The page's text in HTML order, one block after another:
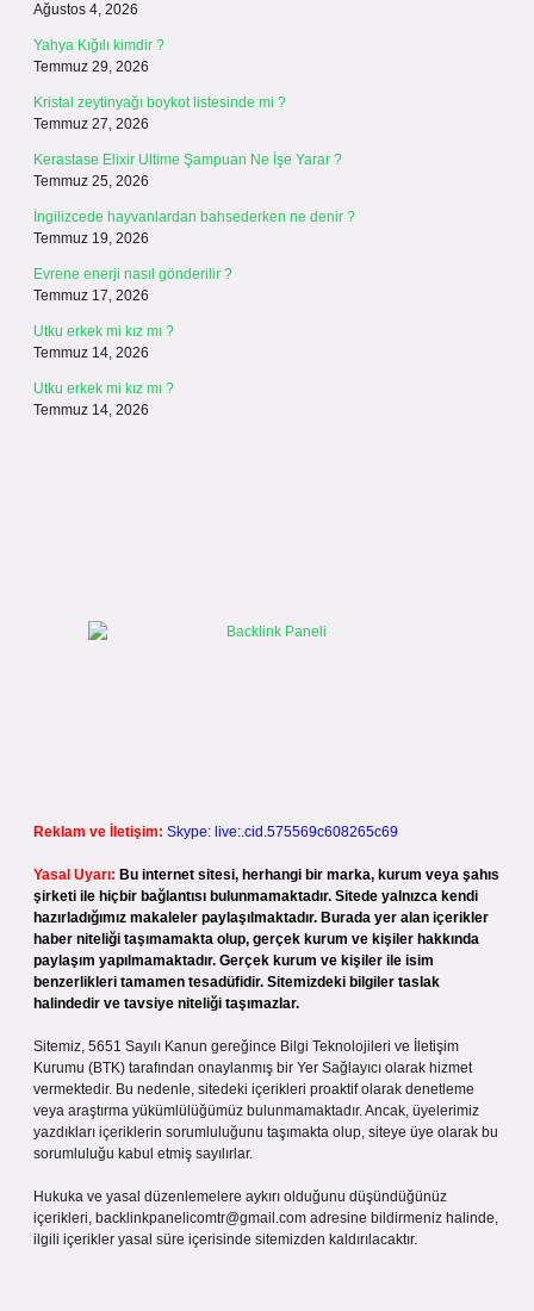
Ağustos 4, 2026
Yahya Kığılı kimdir ?
Temmuz 29, 2026
Kristal zeytinyağı boykot listesinde mi ?
Temmuz 27, 2026
Kerastase Elixir Ultime Şampuan Ne İşe Yarar ?
Temmuz 25, 2026
İngilizcede hayvanlardan bahsederken ne denir ?
Temmuz 19, 2026
Evrene enerji nasıl gönderilir ?
Temmuz 17, 2026
Utku erkek mi kız mı ?
Temmuz 14, 2026
Utku erkek mi kız mı ?
Temmuz 14, 2026
Reklam ve İletişim: Skype: live:.cid.575569c608265c69
Yasal Uyarı: Bu internet sitesi, herhangi bir marka, kurum veya şahıs
şirketi ile hiçbir bağlantısı bulunmamaktadır. Sitede yalnızca kendi
hazırladığımız makaleler paylaşılmaktadır. Burada yer alan içerikler
haber niteliği taşımamakta olup, gerçek kurum ve kişiler hakkında
paylaşım yapılmamaktadır. Gerçek kurum ve kişiler ile isim
benzerlikleri tamamen tesadüfidir. Sitemizdeki bilgiler taslak
halindedir ve tavsiye niteliği taşımazlar.
Sitemiz, 5651 Sayılı Kanun gereğince Bilgi Teknolojileri ve İletişim
Kurumu (BTK) tarafından onaylanmış bir Yer Sağlayıcı olarak hizmet
vermektedir. Bu nedenle, sitedeki içerikleri proaktif olarak denetleme
veya araştırma yükümlülüğümüz bulunmamaktadır. Ancak, üyelerimiz
yazdıkları içeriklerin sorumluluğunu taşımakta olup, siteye üye olarak bu
sorumluluğu kabul etmiş sayılırlar.
Hukuka ve yasal düzenlemelere aykırı olduğunu düşündüğünüz
içerikleri, backlinkpanelicomtr@gmail.com adresine bildirmeniz halinde,
ilgili içerikler yasal süre içerisinde sitemizden kaldırılacaktır.